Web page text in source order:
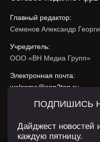
Главный редактор:
Семенов Александр
Учредитель:
ООО «ВН Медиа Групп»
Электронная почта:
welcome@app2top.ru
При использовании
Сайт использует IP адреса,
ПОДПИШИСЬ
Дайджест новостей
каждую пятницу.